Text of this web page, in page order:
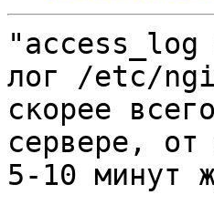
лог /etc/
скорее
сервере, от
5-10 минут